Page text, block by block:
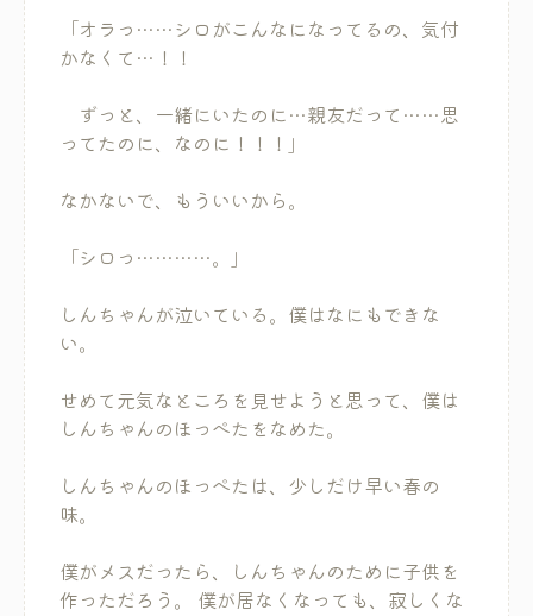
「オラっ……シロがこんなになってるの、気付
かなくて…！！
ずっと、一緒にいたのに…親友だって……思
ってたのに、なのに！！！」
なかないで、もういいから。
「シロっ…………。」
しんちゃんが泣いている。僕はなにもできな
い。
せめて元気なところを見せようと思って、僕は
しんちゃんのほっぺたをなめた。
しんちゃんのほっぺたは、少しだけ早い春の
味。
僕がメスだったら、しんちゃんのために子供を
作っただろう。 僕が居なくなっても、寂しくな